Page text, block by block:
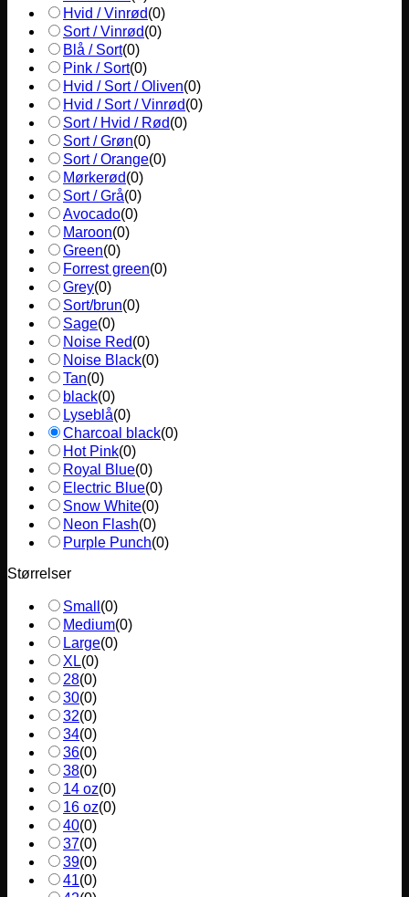
Hvid / Vinrød(0)
Sort / Vinrød(0)
Blå / Sort(0)
Pink / Sort(0)
Hvid / Sort / Oliven(0)
Hvid / Sort / Vinrød(0)
Sort / Hvid / Rød(0)
Sort / Grøn(0)
Sort / Orange(0)
Mørkerød(0)
Sort / Grå(0)
Avocado(0)
Maroon(0)
Green(0)
Forrest green(0)
Grey(0)
Sort/brun(0)
Sage(0)
Noise Red(0)
Noise Black(0)
Tan(0)
black(0)
Lyseblå(0)
Charcoal black(0)
Hot Pink(0)
Royal Blue(0)
Electric Blue(0)
Snow White(0)
Neon Flash(0)
Purple Punch(0)
Størrelser
Small (0)
Medium(0)
Large(0)
XL(0)
28(0)
30(0)
32(0)
34(0)
36(0)
38(0)
14 oz(0)
16 oz(0)
40(0)
37(0)
39(0)
41(0)